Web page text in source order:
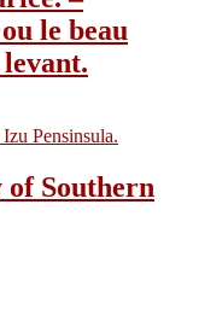
le beau
levant.
Southern